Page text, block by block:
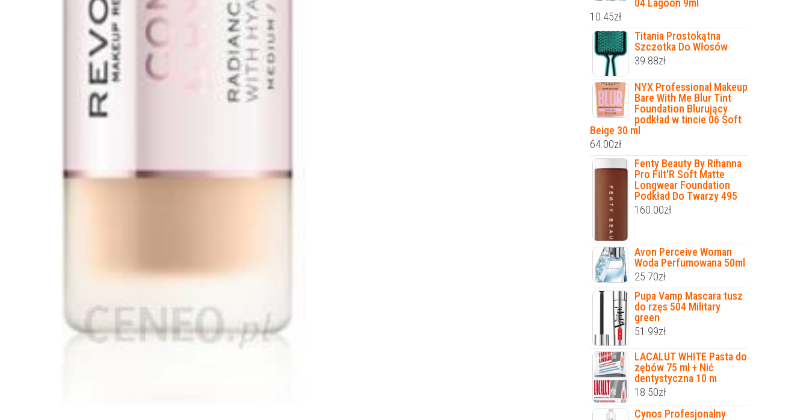
04 Lagoon 9ml
10.45zł
Titania Prostokątna
Szczotka Do Włosów
39.88zł
NYX Professional Makeup
Bare With Me Blur Tint
Foundation Blurujący
podkład w tincie 06 Soft
Beige 30 ml
64.00zł
Fenty Beauty By Rihanna
Pro Filt'R Soft Matte
Longwear Foundation
Podkład Do Twarzy 495
160.00zł
Avon Perceive Woman
Woda Perfumowana 50ml
25.70zł
Pupa Vamp Mascara tusz
do rzęs 504 Military
green
51.99zł
LACALUT WHITE Pasta do
zębów 75 ml + Nić
dentystyczna 10 m
18.50zł
Cynos Profesjonalny